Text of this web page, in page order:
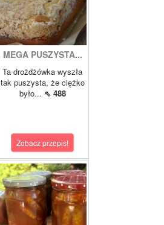
MEGA PUSZYSTA...
Ta drożdżówka wyszła
tak puszysta, że ciężko
było... ⇖ 488
Zobacz przepis!